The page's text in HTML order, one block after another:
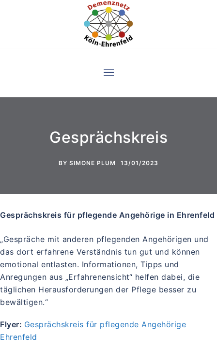
Gesprächskreis
BY SIMONE PLUM 13/01/2023
Gesprächskreis für pflegende Angehörige in Ehrenfeld
„Gespräche mit anderen pflegenden Angehörigen und
das dort erfahrene Verständnis tun gut und können
emotional entlasten. Informationen, Tipps und
Anregungen aus „Erfahrenensicht“ helfen dabei, die
täglichen Herausforderungen der Pflege besser zu
bewältigen.“
Flyer: Gesprächskreis für pflegende Angehörige
Ehrenfeld